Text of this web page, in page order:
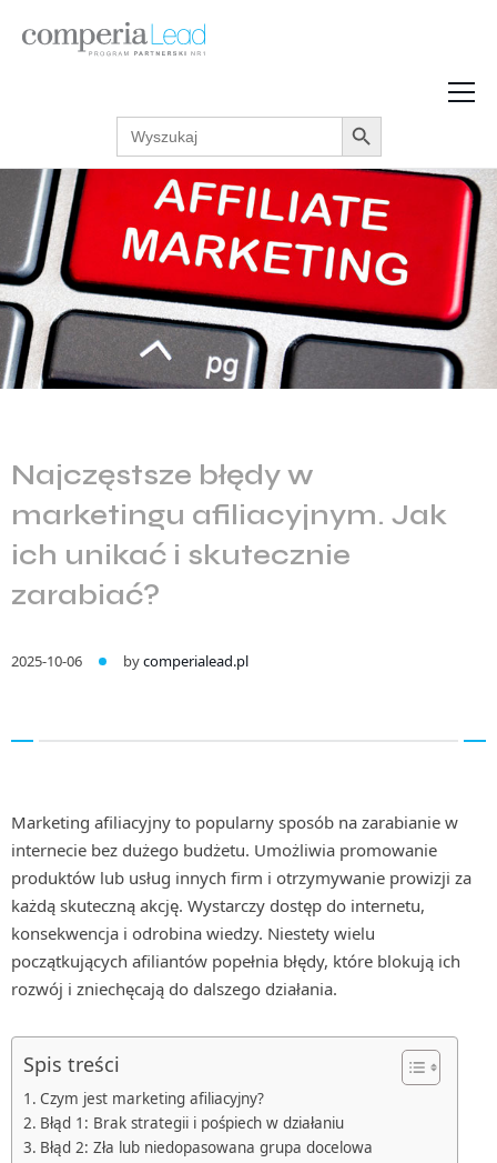
Strefa Wiedzy
Podcasty
Zarabiaj w internecie
Akcje promocyjne
Regulaminy
Search
for:
Search Button
Najczęstsze błędy w
marketingu afiliacyjnym. Jak
ich unikać i skutecznie
zarabiać?
2025-10-06 bycomperialead.pl
Marketing afiliacyjny to popularny sposób na zarabianie w
internecie bez dużego budżetu. Umożliwia promowanie
produktów lub usług innych firm i otrzymywanie prowizji za
każdą skuteczną akcję. Wystarczy dostęp do internetu,
konsekwencja i odrobina wiedzy. Niestety wielu
początkujących afiliantów popełnia błędy, które blokują ich
rozwój i zniechęcają do dalszego działania.
Spis treści
Czym jest marketing afiliacyjny?
Błąd 1: Brak strategii i pośpiech w działaniu
Błąd 2: Zła lub niedopasowana grupa docelowa